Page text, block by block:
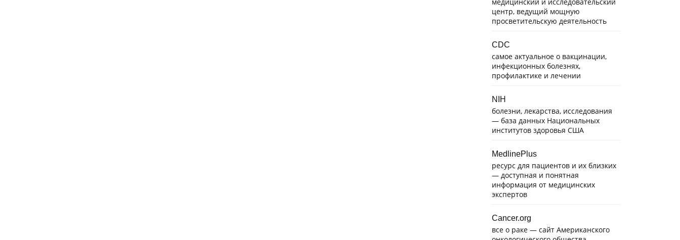
центр, ведущий мощную
просветительскую деятельность
CDC
самое актуальное о вакцинации,
инфекционных болезнях,
профилактике и лечении
NIH
болезни, лекарства, исследования
— база данных Национальных
институтов здоровья США
MedlinePlus
ресурс для пациентов и их близких
— доступная и понятная
информация от медицинских
экспертов
Cancer.org
все о раке — сайт Американского